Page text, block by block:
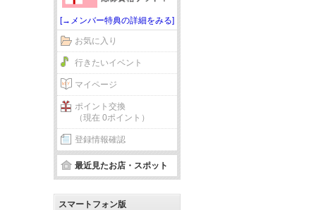
[→メンバー特典の詳細をみる]
お気に入り
行きたいイベント
マイページ
ポイント交換
（現在 0ポイント）
登録情報確認
最近見たお店・スポット
スマートフォン版